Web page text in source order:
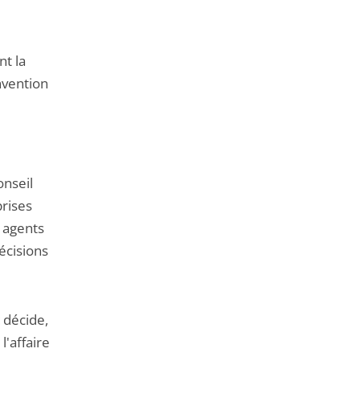
la
décide,
l'affaire